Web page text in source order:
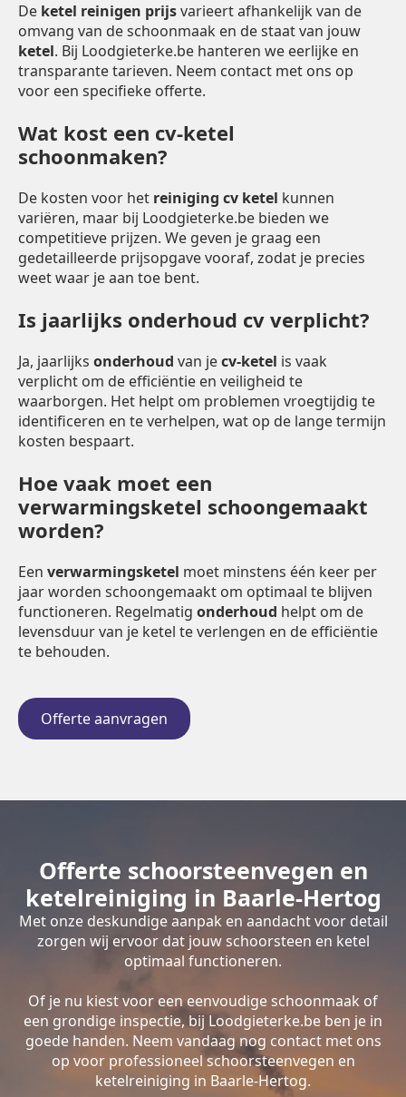
De ketel reinigen prijsvarieert afhankelijk van de
omvang van de schoonmaak en de staat van jouw
ketel. Bij Loodgieterke.be hanteren we eerlijke en
transparante tarieven. Neem contact met ons op
voor een specifieke offerte.
Wat kost een cv-ketel
schoonmaken?
De kosten voor het reiniging cv ketel kunnen
variëren, maar bij Loodgieterke.be bieden we
competitieve prijzen. We geven je graag een
gedetailleerde prijsopgave vooraf, zodat je precies
weet waar je aan toe bent.
Is jaarlijks onderhoud cv verplicht?
Ja, jaarlijks onderhoud van jecv-ketel is vaak
verplicht om de efficiëntie en veiligheid te
waarborgen. Het helpt om problemen vroegtijdig te
identificeren en te verhelpen, wat op de lange termijn
kosten bespaart.
Hoe vaak moet een
verwarmingsketel schoongemaakt
worden?
Een verwarmingsketel moet minstens één keer per
jaar worden schoongemaakt om optimaal te blijven
functioneren. Regelmatig onderhoud helpt om de
levensduur van je ketel te verlengen en de efficiëntie
te behouden.
Offerte aanvragen
Offerte schoorsteenvegen en
ketelreiniging in Baarle-Hertog
Met onze deskundige aanpak en aandacht voor detail
zorgen wij ervoor dat jouw schoorsteen en ketel
optimaal functioneren.
Of je nu kiest voor een eenvoudige schoonmaak of
een grondige inspectie, bij Loodgieterke.be ben je in
goede handen. Neem vandaag nog contact met ons
op voor professioneel schoorsteenvegen en
ketelreiniging in Baarle-Hertog.